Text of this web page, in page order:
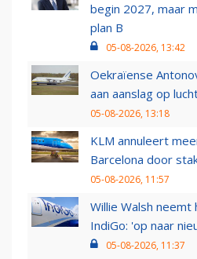
begin 2027, maar
plan B
05-08-2026, 13:42
Oekraïense
aan aanslag op
05-08-2026, 13:18
KLM annuleert
Barcelona door
05-08-2026, 11:57
Willie Walsh
IndiGo: 'op naar
05-08-2026, 11:37